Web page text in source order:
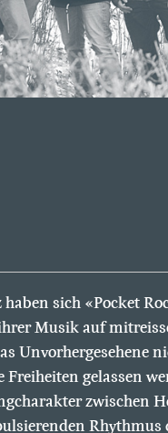
sich «Pocket
Musik auf
Unvorhergesehene
gelassen
zwischen
Rhythmus